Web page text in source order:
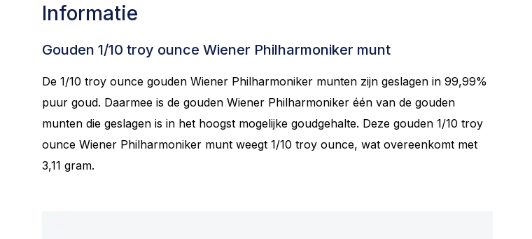
Informatie
Gouden 1/10 troy ounce Wiener Philharmoniker munt
De 1/10 troy ounce gouden Wiener Philharmoniker munten zijn geslagen in 99,99%
puur goud. Daarmee is de gouden Wiener Philharmoniker één van de gouden
munten die geslagen is in het hoogst mogelijke goudgehalte. Deze gouden 1/10 troy
ounce Wiener Philharmoniker munt weegt 1/10 troy ounce, wat overeenkomt met
3,11 gram.